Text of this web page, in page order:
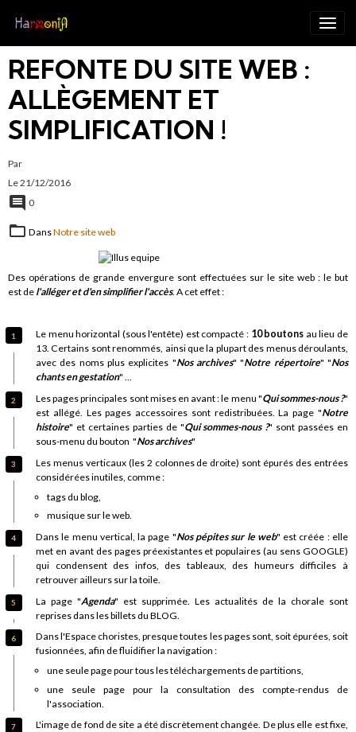
REFONTE DU SITE WEB :
ALLÈGEMENT ET
SIMPLIFICATION !
Par
Le 21/12/2016
0
DansNotre site web
Des opérations de grande envergure sont effectuées sur le site web : le but
est de l'alléger et d'en simplifier l'accès. A cet effet :
Le menu horizontal (sous l'entête) est compacté : 10 boutons au lieu de
13. Certains sont renommés, ainsi que la plupart des menus déroulants,
avec des noms plus explicites "Nos archives" "Notre répertoire" "Nos
chants en gestation" ...
Les pages principales sont mises en avant : le menu "Qui sommes-nous ?"
est allégé. Les pages accessoires sont redistribuées. La page "Notre
histoire" et certaines parties de "Qui sommes-nous ?" sont passées en
sous-menu du bouton "Nos archives"
Les menus verticaux (les 2 colonnes de droite) sont épurés des entrées
considérées inutiles, comme :
tags du blog,
musique sur le web.
Dans le menu vertical, la page "Nos pépites sur le web" est créée : elle
met en avant des pages préexistantes et populaires (au sens GOOGLE)
qui condensent des infos, des tableaux, des humeurs difficiles à
retrouver ailleurs sur la toile.
La page "Agenda" est supprimée. Les actualités de la chorale sont
reprises dans les billets du BLOG.
Dans l'Espace choristes, presque toutes les pages sont, soit épurées, soit
fusionnées, afin de fluidifier la navigation :
une seule page pour tous les téléchargements de partitions,
une seule page pour la consultation des compte-rendus de
l'association.
L'image de fond de site a été discrètement changée. De plus elle est fixe,